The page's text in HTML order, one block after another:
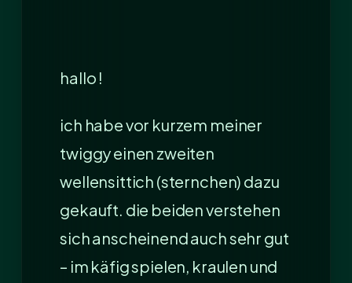
hallo !
ich habe vor kurzem meiner
twiggy einen zweiten
wellensittich (sternchen) dazu
gekauft. die beiden verstehen
sich anscheinend auch sehr gut
– im käfig spielen, kraulen und